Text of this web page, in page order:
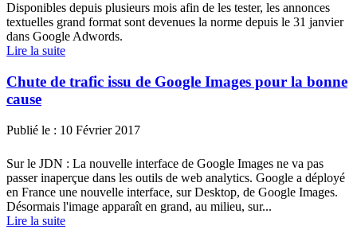
Disponibles depuis plusieurs mois afin de les tester, les annonces
textuelles grand format sont devenues la norme depuis le 31 janvier
dans Google Adwords.
Lire la suite
Chute de trafic issu de Google Images pour la bonne
cause
Publié le : 10 Février 2017
Sur le JDN : La nouvelle interface de Google Images ne va pas
passer inaperçue dans les outils de web analytics. Google a déployé
en France une nouvelle interface, sur Desktop, de Google Images.
Désormais l'image apparaît en grand, au milieu, sur...
Lire la suite